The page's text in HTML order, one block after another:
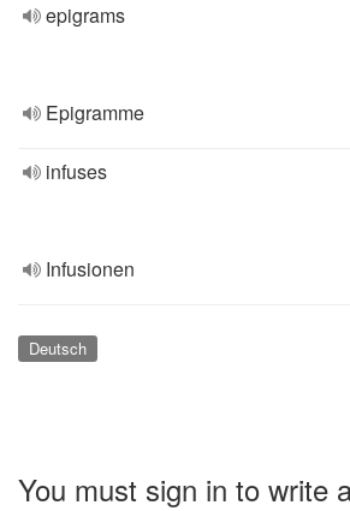
epigrams
Epigramme
infuses
Infusionen
Deutsch
You must sign in to write